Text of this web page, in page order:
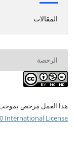
المقالات
الرخصة
هذا العمل مرخص
International License